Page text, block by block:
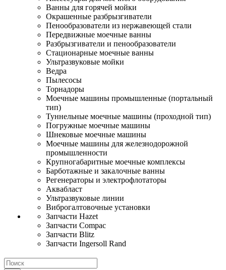
Ванны для горячей мойки
Окрашенные разбрызгиватели
Пенообразователи из нержавеющей стали
Передвижные моечные ванны
Разбрызгиватели и пенообразователи
Стационарные моечные ванны
Ультразвуковые мойки
Ведра
Пылесосы
Торнадоры
Моечные машины промышленные (портальный
тип)
Туннельные моечные машины (проходной тип)
Погружные моечные машины
Шнековые моечные машины
Моечные машины для железнодорожной
промышленности
Крупногабаритные моечные комплексы
Барботажные и закалочные ванны
Регенераторы и электрофлотаторы
Аквабласт
Ультразвуковые линии
Виброгалтовочные установки
Запчасти Hazet
Запчасти Compac
Запчасти Blitz
Запчасти Ingersoll Rand